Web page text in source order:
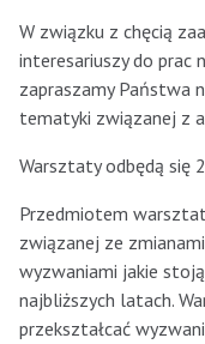
W związku z chęcią
interesariuszy do prac
zapraszamy Państwa
tematyki związanej z
Warsztaty odbędą się
Przedmiotem
związanej ze
wyzwaniami jakie
najbliższych latach.
przekształcać